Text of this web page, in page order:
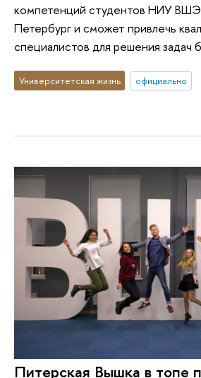
компетенций студентов НИУ
Петербург и сможет привлечь
специалистов для решения задач
Университетская жизнь официально
Питерская Вышка в топе